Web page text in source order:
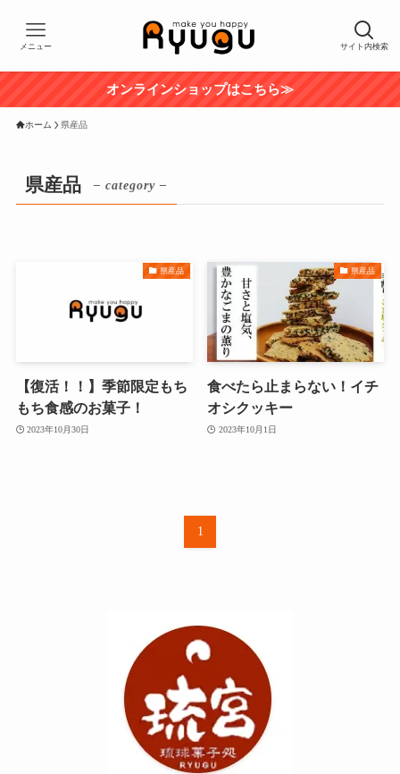
サイト内検索
メニュー
オンラインショップはこちら≫
ホーム 県産品
県産品 – category –
県産品
【復活！！】季節限定もち
もち食感のお菓子！
2023年10月30日
県産品
食べたら止まらない！イチ
オシクッキー
2023年10月1日
1